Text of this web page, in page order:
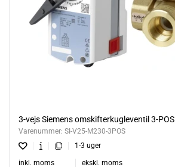
3-vejs Siemens omskifterkugleventil 3-POS
Varenummer: SI-V25-M230-3POS
1-3 uger
inkl. moms ekskl. moms